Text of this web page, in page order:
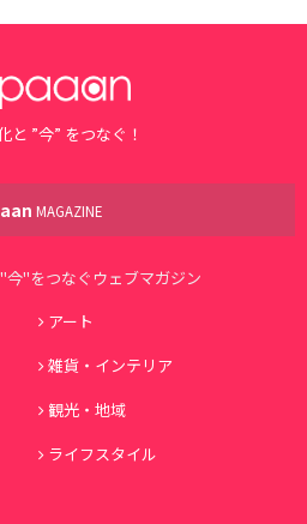
と ”今” をつなぐ！
MAGAZINE
今"をつなぐウェブマガジン
アート
雑貨・インテリア
観光・地域
ライフスタイル